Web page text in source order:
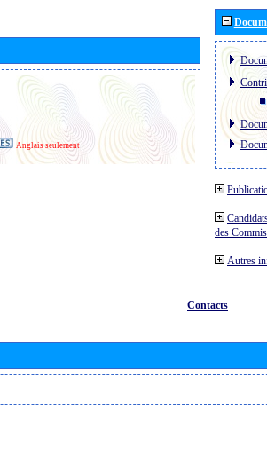
Anglais seulement
des
Autres
Contacts